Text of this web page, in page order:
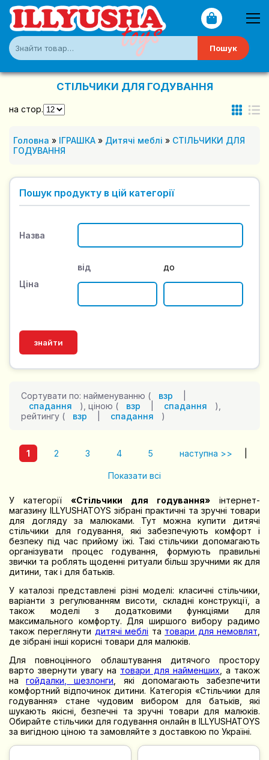
Пошук
СТІЛЬЧИКИ ДЛЯ ГОДУВАННЯ
на стор.
Головна » ІГРАШКА » Дитячі меблі » СТІЛЬЧИКИ ДЛЯ
ГОДУВАННЯ
Пошук продукту в цій категорії
Назва
Ціна
від до
Сортувати по: найменуванню ( взр
спадання
), ціною ( взр спадання
),
рейтингу (
взр спадання )
1 2 3 4 5 наступна >>
Показати всі
У категорії «Стільчики для годування» інтернет-
магазину ILLYUSHATOYS зібрані практичні та зручні товари
для догляду за малюками. Тут можна купити дитячі
стільчики для годування, які забезпечують комфорт і
безпеку під час прийому їжі. Такі стільчики допомагають
організувати процес годування, формують правильні
звички та роблять щоденні ритуали більш зручними як для
дитини, так і для батьків.
У каталозі представлені різні моделі: класичні стільчики,
варіанти з регулюванням висоти, складні конструкції, а
також моделі з додатковими функціями для
максимального комфорту. Для ширшого вибору радимо
також переглянути дитячі меблі та товари для немовлят
де зібрані інші корисні товари для малюків.
Для повноцінного облаштування дитячого простору
варто звернути увагу на товари для найменших , а також
нагойдалки, шезлонги , які допомагають забезпечити
комфортний відпочинок дитини. Категорія «Стільчики для
годування» стане чудовим вибором для батьків, які
шукають якісні, безпечні та зручні товари для малюків.
Обирайте стільчики для годування онлайн в ILLYUSHATOYS
за вигідною ціною та замовляйте з доставкою по Україні.